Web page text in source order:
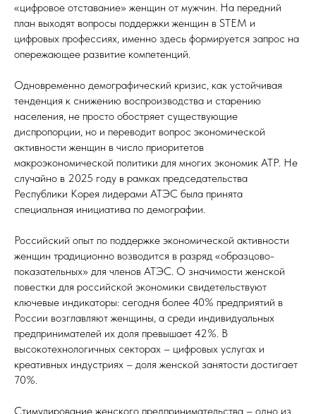
«цифровое отставание» женщин от мужчин. На передний
план выходят вопросы поддержки женщин в STEM и
цифровых профессиях, именно здесь формируется запрос на
опережающее развитие компетенций.
Одновременно демографический кризис, как устойчивая
тенденция к снижению воспроизводства и старению
населения, не просто обостряет существующие
диспропорции, но и переводит вопрос экономической
активности женщин в число приоритетов
макроэкономической политики для многих экономик АТР. Не
случайно в 2025 году в рамках председательства
Республики Корея лидерами АТЭС была принята
специальная инициатива по демографии.
Российский опыт по поддержке экономической активности
женщин традиционно возводится в разряд «образцово-
показательных» для членов АТЭС. О значимости женской
повестки для российской экономики свидетельствуют
ключевые индикаторы: сегодня более 40% предприятий в
России возглавляют женщины, а среди индивидуальных
предпринимателей их доля превышает 42%. В
высокотехнологичных секторах – цифровых услугах и
креативных индустриях – доля женской занятости достигает
70%.
Стимулирование женского предпринимательства – одно из